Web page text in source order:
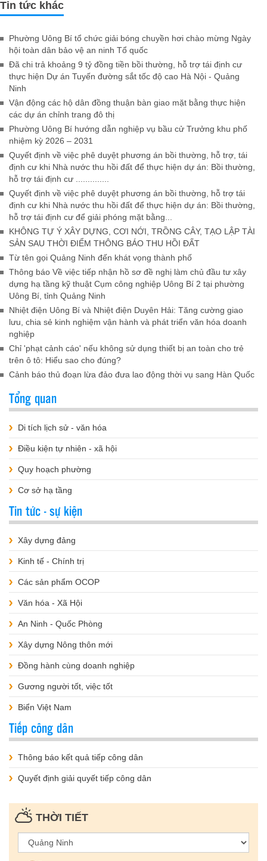
Tin tức khác
Phường Uông Bí tổ chức giải bóng chuyền hơi chào mừng Ngày
hội toàn dân bảo vệ an ninh Tổ quốc
Đã chi trả khoảng 9 tỷ đồng tiền bồi thường, hỗ trợ tái định cư
thực hiện Dự án Tuyến đường sắt tốc độ cao Hà Nội - Quảng
Ninh
Vận động các hộ dân đồng thuận bàn giao mặt bằng thực hiện
các dự án chỉnh trang đô thị
Phường Uông Bí hướng dẫn nghiệp vụ bầu cử Trưởng khu phố
nhiệm kỳ 2026 – 2031
Quyết định về việc phê duyệt phương án bồi thường, hỗ trợ, tái
định cư khi Nhà nước thu hồi đất để thực hiện dự án: Bồi thường,
hỗ trợ tái định cư ..............
Quyết định về việc phê duyệt phương án bồi thường, hỗ trợ tái
định cư khi Nhà nước thu hồi đất để thực hiện dự án: Bồi thường,
hỗ trợ tái định cư để giải phóng mặt bằng...
KHÔNG TỰ Ý XÂY DỰNG, CƠI NỚI, TRỒNG CÂY, TẠO LẬP TÀI
SẢN SAU THỜI ĐIỂM THÔNG BÁO THU HỒI ĐẤT
Từ tên gọi Quảng Ninh đến khát vọng thành phố
Thông báo Về việc tiếp nhận hồ sơ đề nghị làm chủ đầu tư xây
dựng hạ tầng kỹ thuật Cụm công nghiệp Uông Bí 2 tại phường
Uông Bí, tỉnh Quảng Ninh
Nhiệt điện Uông Bí và Nhiệt điện Duyên Hải: Tăng cường giao
lưu, chia sẻ kinh nghiệm vận hành và phát triển văn hóa doanh
nghiệp
Chỉ 'phạt cảnh cáo' nếu không sử dụng thiết bị an toàn cho trẻ
trên ô tô: Hiểu sao cho đúng?
Cảnh báo thủ đoạn lừa đảo đưa lao động thời vụ sang Hàn Quốc
Tổng quan
Di tích lịch sử - văn hóa
Điều kiện tự nhiên - xã hội
Quy hoạch phường
Cơ sở hạ tầng
Tin tức - sự kiện
Xây dựng đảng
Kinh tế - Chính trị
Các sản phẩm OCOP
Văn hóa - Xã Hội
An Ninh - Quốc Phòng
Xây dựng Nông thôn mới
Đồng hành cùng doanh nghiệp
Gương người tốt, việc tốt
Biển Việt Nam
Tiếp công dân
Thông báo kết quả tiếp công dân
Quyết định giải quyết tiếp công dân
THỜI TIẾT